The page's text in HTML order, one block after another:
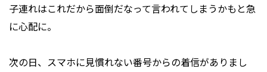
子連れはこれだから面倒だなって言われてしまうかもと急
に心配に。
次の日、スマホに見慣れない番号からの着信がありまし